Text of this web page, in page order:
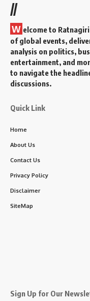
//
W elcome to
of global events,
analysis on politics,
entertainment, and
to navigate the
discussions.
Quick Link
Home
About Us
Contact Us
Privacy Policy
Disclaimer
SiteMap
Sign Up for Our